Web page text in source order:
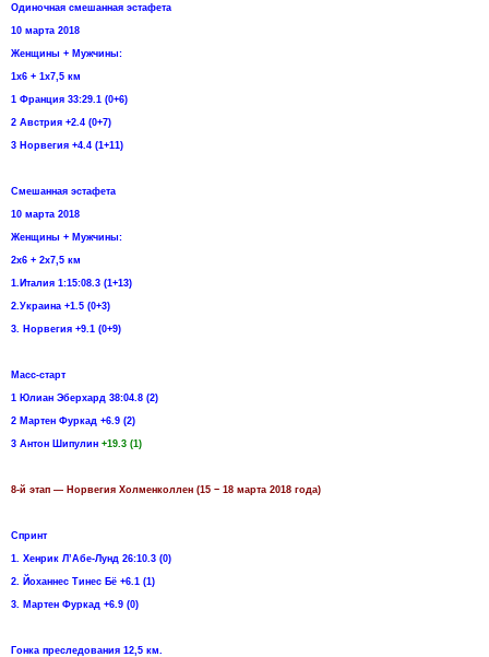
Одиночная смешанная эстафета
10 марта 2018
Женщины + Мужчины:
1х6 + 1х7,5 км
1 Франция 33:29.1 (0+6)
2 Австрия +2.4 (0+7)
3 Норвегия +4.4 (1+11)
Смешанная эстафета
10 марта 2018
Женщины + Мужчины:
2х6 + 2х7,5 км
1.Италия 1:15:08.3 (1+13)
2.Украина +1.5 (0+3)
3. Норвегия +9.1 (0+9)
Масс-старт
1 Юлиан Эберхард 38:04.8 (2)
2 Мартен Фуркад +6.9 (2)
3 Антон Шипулин +19.3 (1)
8-й этап — Норвегия Холменколлен (15 − 18 марта 2018 года)
Спринт
1. Хенрик Л’Абе-Лунд 26:10.3 (0)
2. Йоханнес Тинес Бё +6.1 (1)
3. Мартен Фуркад +6.9 (0)
Гонка преследования 12,5 км.